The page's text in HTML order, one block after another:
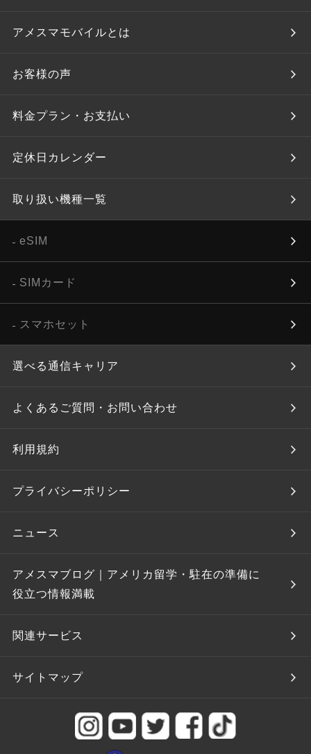
アメスマモバイルとは
お客様の声
料金プラン・お支払い
定休日カレンダー
取り扱い機種一覧
eSIM
SIMカード
スマホセット
選べる通信キャリア
よくあるご質問・お問い合わせ
利用規約
プライバシーポリシー
ニュース
アメスマブログ｜アメリカ留学・駐在の準備に
役立つ情報満載
関連サービス
サイトマップ